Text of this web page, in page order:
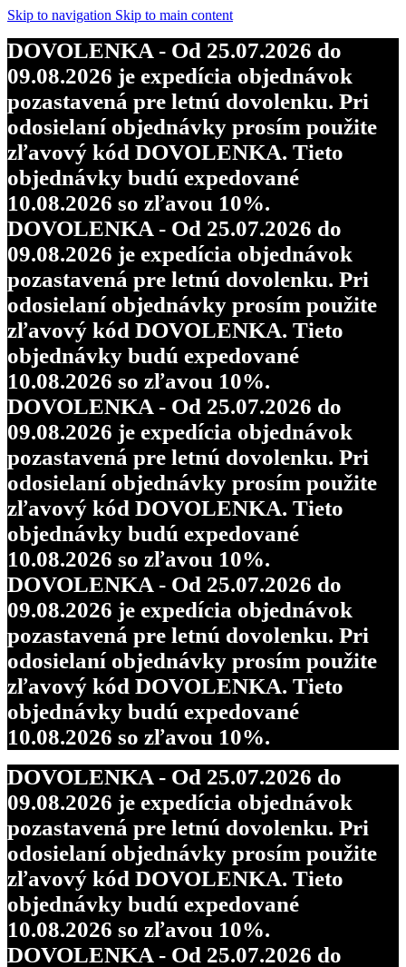
Skip to navigation Skip to main content
DOVOLENKA - Od 25.07.2026 do
09.08.2026 je expedícia objednávok
pozastavená pre letnú dovolenku. Pri
odosielaní objednávky prosím použite
zľavový kód DOVOLENKA. Tieto
objednávky budú expedované
10.08.2026 so zľavou 10%.
DOVOLENKA - Od 25.07.2026 do
09.08.2026 je expedícia objednávok
pozastavená pre letnú dovolenku. Pri
odosielaní objednávky prosím použite
zľavový kód DOVOLENKA. Tieto
objednávky budú expedované
10.08.2026 so zľavou 10%.
DOVOLENKA - Od 25.07.2026 do
09.08.2026 je expedícia objednávok
pozastavená pre letnú dovolenku. Pri
odosielaní objednávky prosím použite
zľavový kód DOVOLENKA. Tieto
objednávky budú expedované
10.08.2026 so zľavou 10%.
DOVOLENKA - Od 25.07.2026 do
09.08.2026 je expedícia objednávok
pozastavená pre letnú dovolenku. Pri
odosielaní objednávky prosím použite
zľavový kód DOVOLENKA. Tieto
objednávky budú expedované
10.08.2026 so zľavou 10%.
DOVOLENKA - Od 25.07.2026 do
09.08.2026 je expedícia objednávok
pozastavená pre letnú dovolenku. Pri
odosielaní objednávky prosím použite
zľavový kód DOVOLENKA. Tieto
objednávky budú expedované
10.08.2026 so zľavou 10%.
DOVOLENKA - Od 25.07.2026 do